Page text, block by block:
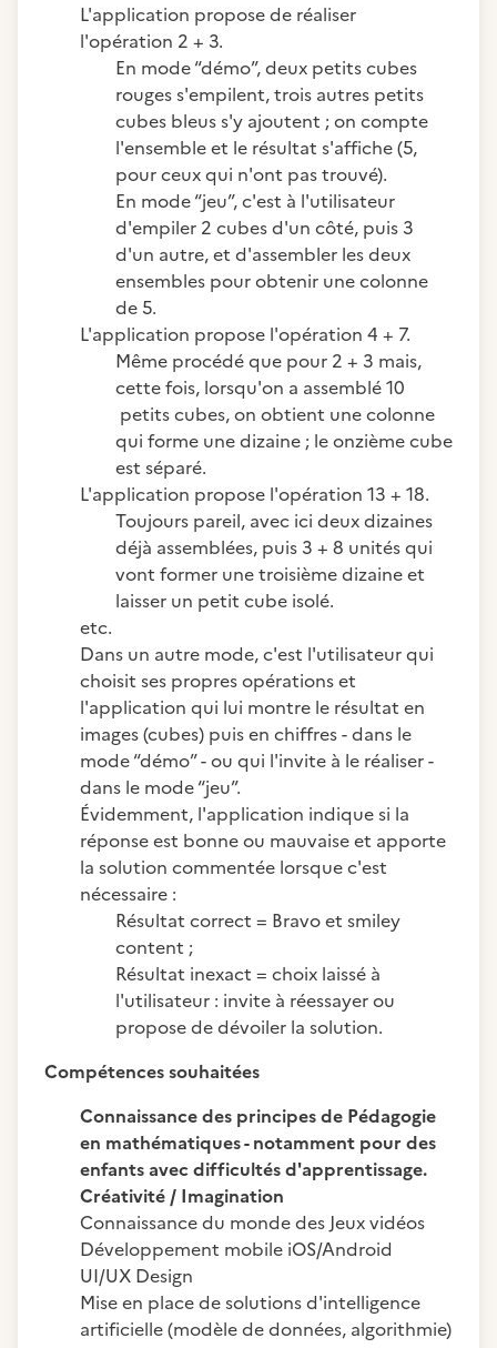
L'application propose de réaliser
l'opération 2 + 3.
En mode “démo”, deux petits cubes
rouges s'empilent, trois autres petits
cubes bleus s'y ajoutent ; on compte
l'ensemble et le résultat s'affiche (5,
pour ceux qui n'ont pas trouvé).
En mode “jeu”, c'est à l'utilisateur
d'empiler 2 cubes d'un côté, puis 3
d'un autre, et d'assembler les deux
ensembles pour obtenir une colonne
de 5.
L'application propose l'opération 4 + 7.
Même procédé que pour 2 + 3 mais,
cette fois, lorsqu'on a assemblé 10
petits cubes, on obtient une colonne
qui forme une dizaine ; le onzième cube
est séparé.
L'application propose l'opération 13 + 18.
Toujours pareil, avec ici deux dizaines
déjà assemblées, puis 3 + 8 unités qui
vont former une troisième dizaine et
laisser un petit cube isolé.
etc.
Dans un autre mode, c'est l'utilisateur qui
choisit ses propres opérations et
l'application qui lui montre le résultat en
images (cubes) puis en chiffres - dans le
mode “démo” - ou qui l'invite à le réaliser -
dans le mode “jeu”.
Évidemment, l'application indique si la
réponse est bonne ou mauvaise et apporte
la solution commentée lorsque c'est
nécessaire :
Résultat correct = Bravo et smiley
content ;
Résultat inexact = choix laissé à
l'utilisateur : invite à réessayer ou
propose de dévoiler la solution.
Compétences souhaitées
Connaissance des principes de Pédagogie
en mathématiques - notamment pour des
enfants avec difficultés d'apprentissage.
Créativité / Imagination
Connaissance du monde des Jeux vidéos
Développement mobile iOS/Android
UI/UX Design
Mise en place de solutions d'intelligence
artificielle (modèle de données, algorithmie)